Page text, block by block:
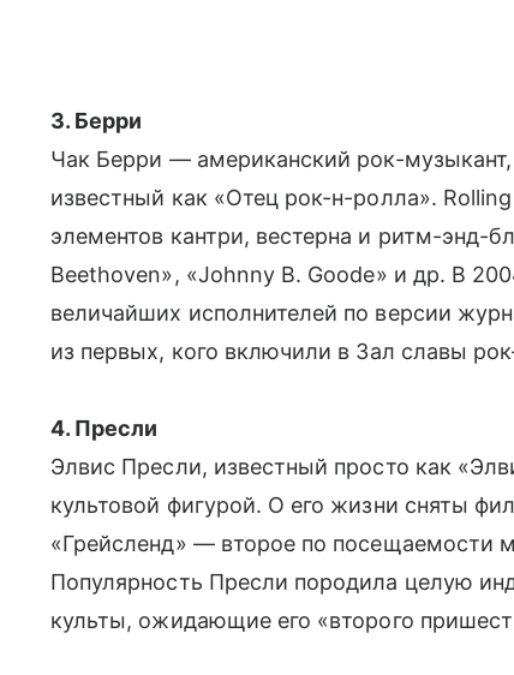
3. Берри
Чак Берри — американский рок-
известный как «Отец рок-н-ролла».
элементов кантри, вестерна и ритм-энд-
Beethoven», «Johnny B. Goode» и др. В
величайших исполнителей по версии
из первых, кого включили в Зал славы
4. Пресли
Элвис Пресли, известный просто как
культовой фигурой. О его жизни сняты
«Грейсленд» — второе по посещаемости
Популярность Пресли породила целую
культы, ожидающие его «второго